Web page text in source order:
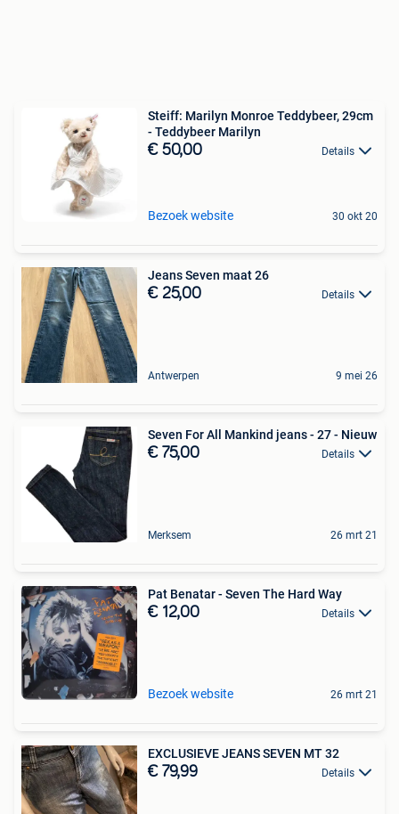
Steiff: Marilyn Monroe Teddybeer, 29cm
- Teddybeer Marilyn
€ 50,00 Details
Bezoek website 30 okt 20
Jeans Seven maat 26
€ 25,00 Details
Antwerpen 9 mei 26
Seven For All Mankind jeans - 27 - Nieuw
€ 75,00 Details
Merksem 26 mrt 21
Pat Benatar - Seven The Hard Way
€ 12,00 Details
Bezoek website 26 mrt 21
EXCLUSIEVE JEANS SEVEN MT 32
€ 79,99 Details